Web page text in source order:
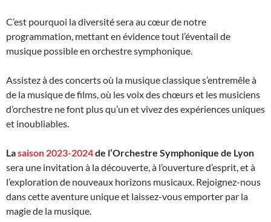
C’est pourquoi la diversité sera au cœur de notre
programmation, mettant en évidence tout l’éventail de
musique possible en orchestre symphonique.
Assistez à des concerts où la musique classique s’entremêle à
de la musique de films, où les voix des chœurs et les musiciens
d’orchestre ne font plus qu’un et vivez des expériences uniques
et inoubliables.
Lasaison 2023-2024de l’Orchestre Symphonique de Lyon
sera une invitation à la découverte, à l’ouverture d’esprit, et à
l’exploration de nouveaux horizons musicaux. Rejoignez-nous
dans cette aventure unique et laissez-vous emporter par la
magie de la musique.